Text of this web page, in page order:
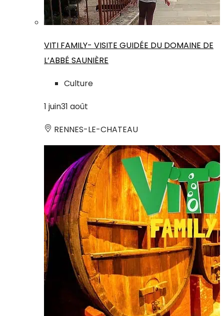
VITI FAMILY- VISITE GUIDÉE DU DOMAINE DE
L’ABBÉ SAUNIÈRE
Culture
1 juin31 août
RENNES-LE-CHATEAU